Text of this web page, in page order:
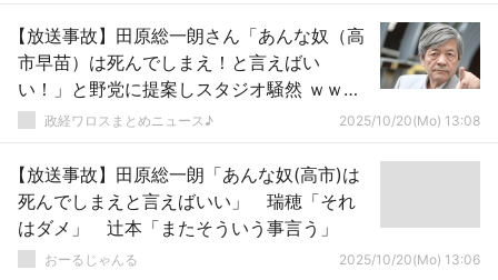
【放送事故】田原総一朗さん「あんな奴（高
市早苗）は死んでしまえ！と言えばい
い！」と野党に提案しスタジオ騒然 ｗｗｗ
ｗｗｗｗｗｗｗｗｗｗｗｗｗｗｗｗ
政経ワロスまとめニュース♪ 2025/10/20(Mo) 13:08
【放送事故】田原総一朗「あんな奴(高市)は
死んでしまえと言えばいい」 瑞穂「それ
はダメ」 辻本「またそういう事言う」
おーるじゃんる 2025/10/20(Mo) 13:06